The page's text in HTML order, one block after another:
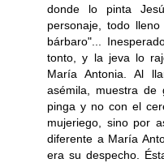
donde lo pinta
personaje, todo
bárbaro"...
tonto, y la jeva lo
María Antonia. Al
asémila, muestra de
pinga y no con el
mujeriego, sino por
diferente a María
era su despecho.